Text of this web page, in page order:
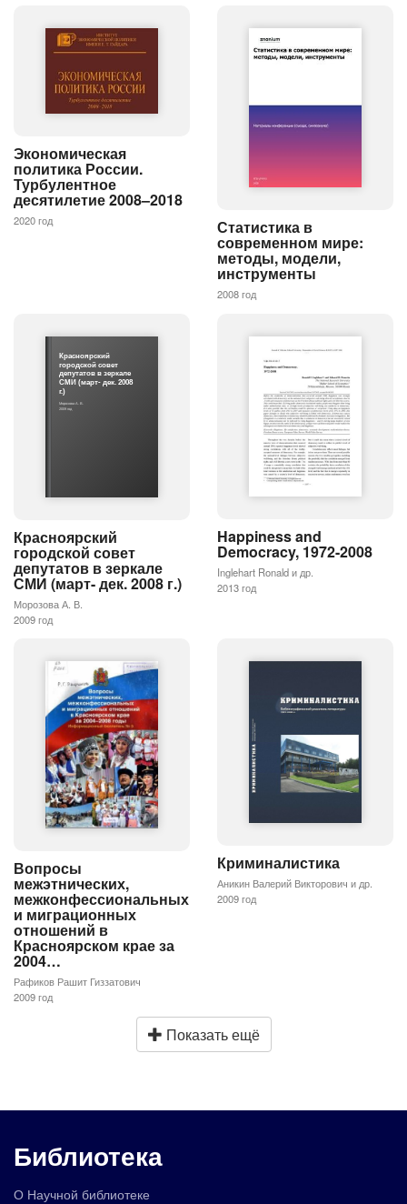
Экономическая
политика России.
Турбулентное
десятилетие 2008–2018
2020 год Статистика в
современном мире:
методы, модели,
инструменты
2008 год
Красноярский
городской совет
депутатов в зеркале
СМИ (март- дек. 2008
г.)
Морозова А. В.
2009 год
Красноярский
городской совет
депутатов в зеркале
СМИ (март- дек. 2008 г.)
Морозова А. В.
2009 год
Happiness and
Democracy, 1972-2008
Inglehart Ronald и др.
2013 год
Вопросы
межэтнических,
межконфессиональных
и миграционных
отношений в
Красноярском крае за
2004…
Рафиков Рашит Гиззатович
2009 год
Криминалистика
Аникин Валерий Викторович и др.
2009 год
Показать ещё
Библиотека
О Научной библиотеке